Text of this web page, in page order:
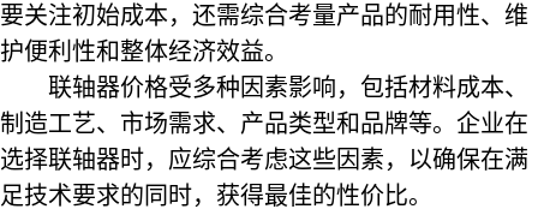
要关注初始成本，还需综合考量产品的耐用性、维
护便利性和整体经济效益。
联轴器价格受多种因素影响，包括材料成本、
制造工艺、市场需求、产品类型和品牌等。企业在
选择联轴器时，应综合考虑这些因素，以确保在满
足技术要求的同时，获得最佳的性价比。